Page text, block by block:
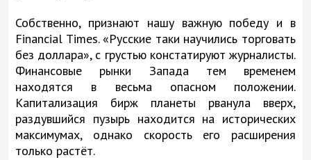
Собственно, признают нашу важную победу и в
Financial Times. «Русские таки научились торговать
без доллара», с грустью констатируют журналисты.
Финансовые рынки Запада тем временем
находятся в весьма опасном положении.
Капитализация бирж планеты рванула вверх,
раздувшийся пузырь находится на исторических
максимумах, однако скорость его расширения
только растёт.